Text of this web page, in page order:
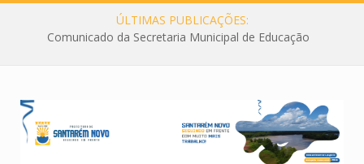
ÚLTIMAS PUBLICAÇÕES:
Comunicado da Secretaria Municipal de Educação